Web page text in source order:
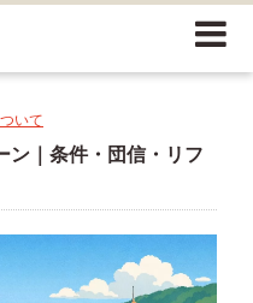
いて
ン｜条件・団信・リフ